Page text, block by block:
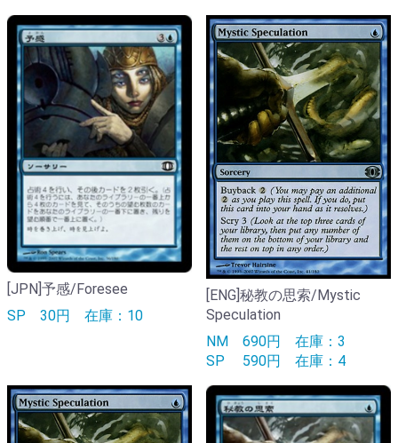
[JPN]予感/Foresee
SP 30円 在庫：10
[ENG]秘教の思索/Mystic
Speculation
NM 690円 在庫：3
SP
590円 在庫：4